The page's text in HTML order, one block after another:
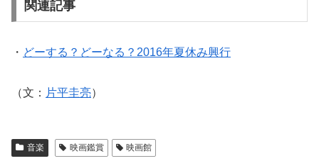
関連記事
・ どーする？どーなる？2016年夏休み興行
（文： 片平圭亮）
音楽 映画鑑賞 映画館